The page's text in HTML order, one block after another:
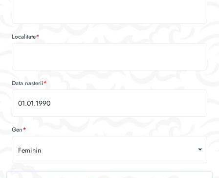
Localitate*
Data nasterii*
Gen*
Feminin